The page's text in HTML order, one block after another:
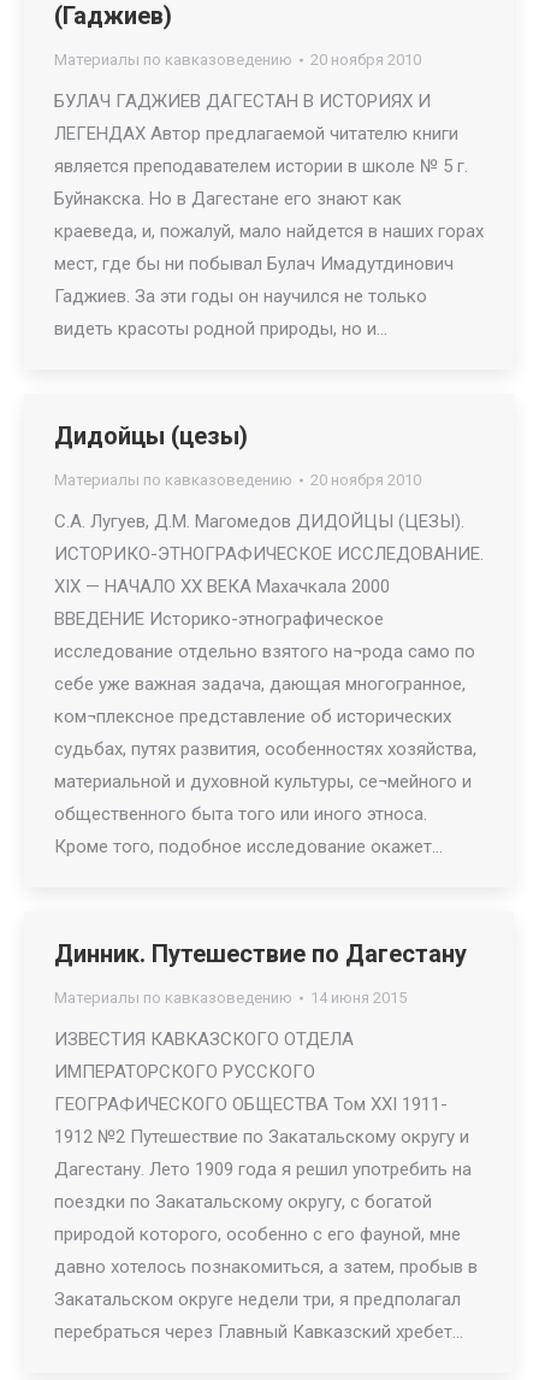
(Гаджиев)
Материалы по кавказоведению 20 ноября 2010
БУЛАЧ ГАДЖИЕВ ДАГЕСТАН В ИСТОРИЯХ И
ЛЕГЕНДАХ Автор предлагаемой читателю книги
является преподавателем истории в школе № 5 г.
Буйнакска. Но в Дагестане его знают как
краеведа, и, пожалуй, мало найдется в наших горах
мест, где бы ни побывал Булач Имадутдинович
Гаджиев. За эти годы он научился не только
видеть красоты родной природы, но и…
Дидойцы (цезы)
Материалы по кавказоведению 20 ноября 2010
С.А. Лугуев, Д.М. Магомедов ДИДОЙЦЫ (ЦЕЗЫ).
ИСТОРИКО-ЭТНОГРАФИЧЕСКОЕ ИССЛЕДОВАНИЕ.
XIX — НАЧАЛО XX ВЕКА Махачкала 2000
ВВЕДЕНИЕ Историко-этнографическое
исследование отдельно взятого на¬рода само по
себе уже важная задача, дающая многогранное,
ком¬плексное представление об исторических
судьбах, путях развития, особенностях хозяйства,
материальной и духовной культуры, се¬мейного и
общественного быта того или иного этноса.
Кроме того, подобное исследование окажет…
Динник. Путешествие по Дагестану
Материалы по кавказоведению 14 июня 2015
ИЗВЕСТИЯ КАВКАЗСКОГО ОТДЕЛА
ИМПЕРАТОРСКОГО РУССКОГО
ГЕОГРАФИЧЕСКОГО ОБЩЕСТВА Том XXI 1911-
1912 №2 Путешествие по Закатальскому округу и
Дагестану. Лето 1909 года я решил употребить на
поездки по Закатальскому округу, с богатой
природой которого, особенно с его фауной, мне
давно хотелось познакомиться, а затем, пробыв в
Закатальском округе недели три, я предполагал
перебраться через Главный Кавказский хребет…